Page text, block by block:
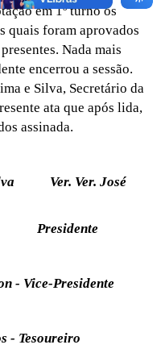
em 1º turno os
quais foram aprovados
Nada mais
encerrou a sessão.
e Silva, Secretário da
ata que após lida,
assinada.
Ver. Ver. José
- Vice-Presidente
- Tesoureiro